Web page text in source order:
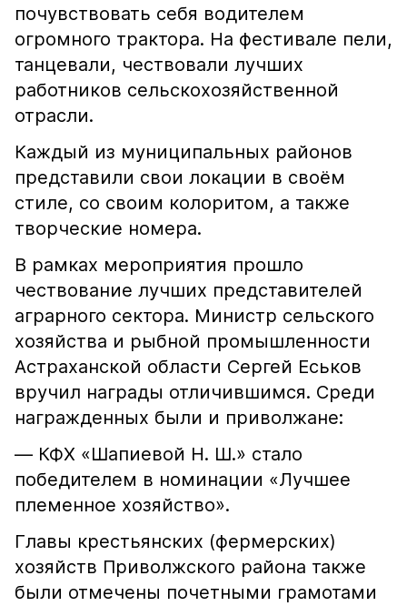
почувствовать себя водителем
огромного трактора. На фестивале пели,
танцевали, чествовали лучших
работников сельскохозяйственной
отрасли.
Каждый из муниципальных районов
представили свои локации в своём
стиле, со своим колоритом, а также
творческие номера.
В рамках мероприятия прошло
чествование лучших представителей
аграрного сектора. Министр сельского
хозяйства и рыбной промышленности
Астраханской области Сергей Еськов
вручил награды отличившимся. Среди
награжденных были и приволжане:
— КФХ «Шапиевой Н. Ш.» стало
победителем в номинации «Лучшее
племенное хозяйство».
Главы крестьянских (фермерских)
хозяйств Приволжского района также
были отмечены почетными грамотами